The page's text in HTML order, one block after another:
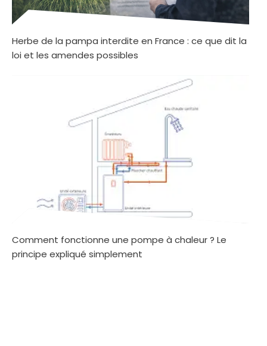
Herbe de la pampa interdite en France : ce que dit la
loi et les amendes possibles
Comment fonctionne une pompe à chaleur ? Le
principe expliqué simplement